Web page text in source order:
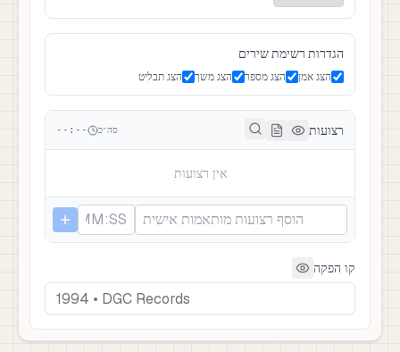
הגדרות רשימת שירים
הצג אמן הצג מספר הצג משך הצג תבליט
רצועות סה״כ --:--
אין רצועות
קו הפקה